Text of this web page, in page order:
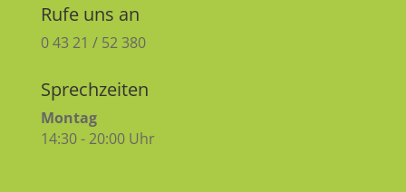
Rufe uns an
0 43 21 / 52 380
Sprechzeiten
Montag
14:30 - 20:00 Uhr